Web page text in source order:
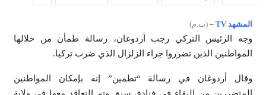
المشهد TV – (ت.م)
وجه الرئيس التركي رجب أردوغان، رسالة طمأن من خلالها
المواطنين الذين تضرروا جراء الزلزال الذي ضرب تركيا.
وقال أردوغان في رسالة “تطمين” إنه بإمكان المواطنين
المتضررين من البقاء في فنادق سبق وتم التعاقد معها في ولاية